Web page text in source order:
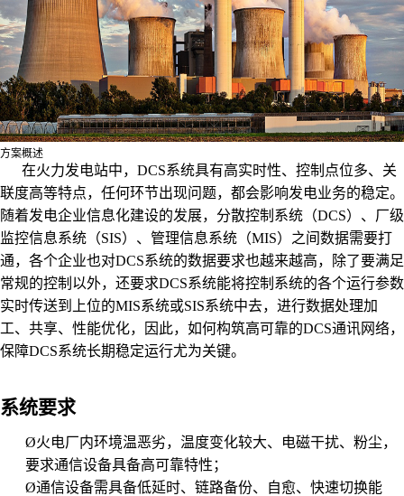
方案概述
在火力发电站中，DCS系统具有高实时性、控制点位多、关
联度高等特点，任何环节出现问题，都会影响发电业务的稳定。
随着发电企业信息化建设的发展，分散控制系统（DCS）、厂级
监控信息系统（SIS）、管理信息系统（MIS）之间数据需要打
通，各个企业也对DCS系统的数据要求也越来越高，除了要满足
常规的控制以外，还要求DCS系统能将控制系统的各个运行参数
实时传送到上位的MIS系统或SIS系统中去，进行数据处理加
工、共享、性能优化，因此，如何构筑高可靠的DCS通讯网络，
保障DCS系统长期稳定运行尤为关键。
系统要求
Ø火电厂内环境温恶劣，温度变化较大、电磁干扰、粉尘，
要求通信设备具备高可靠特性；
Ø通信设备需具备低延时、链路备份、自愈、快速切换能